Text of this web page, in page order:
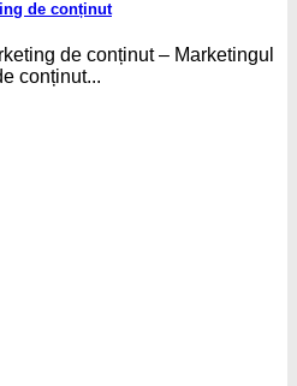
de conținut
de conținut – Marketingul
conținut...